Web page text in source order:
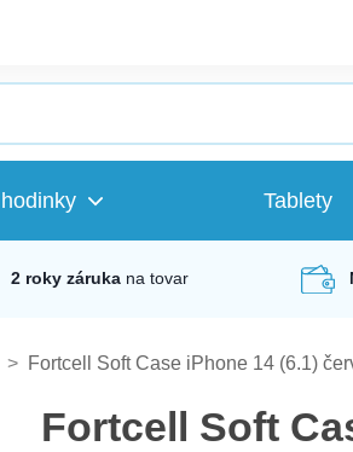
Tablety
2 roky záruka na tovar
> Fortcell Soft Case iPhone 14 (6.1)
Fortcell Soft